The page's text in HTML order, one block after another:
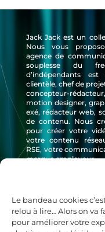
Le bandeau cookies
relou à lire… Alors on va
pour améliorer votre
Jack Jack est un
Nous vous
agence de
souplesse du
d’indépendants
clientèle, chef de
concepteur-
motion designer,
exé, rédacteur web,
de contenu. Nous
pour créer votre
votre contenu
RSE, votre
marque employeur
LES